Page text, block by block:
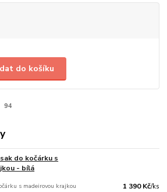
do košíku
94
do kočárku s
- bílá
s madeirovou krajkou 1 390 Kč/ks